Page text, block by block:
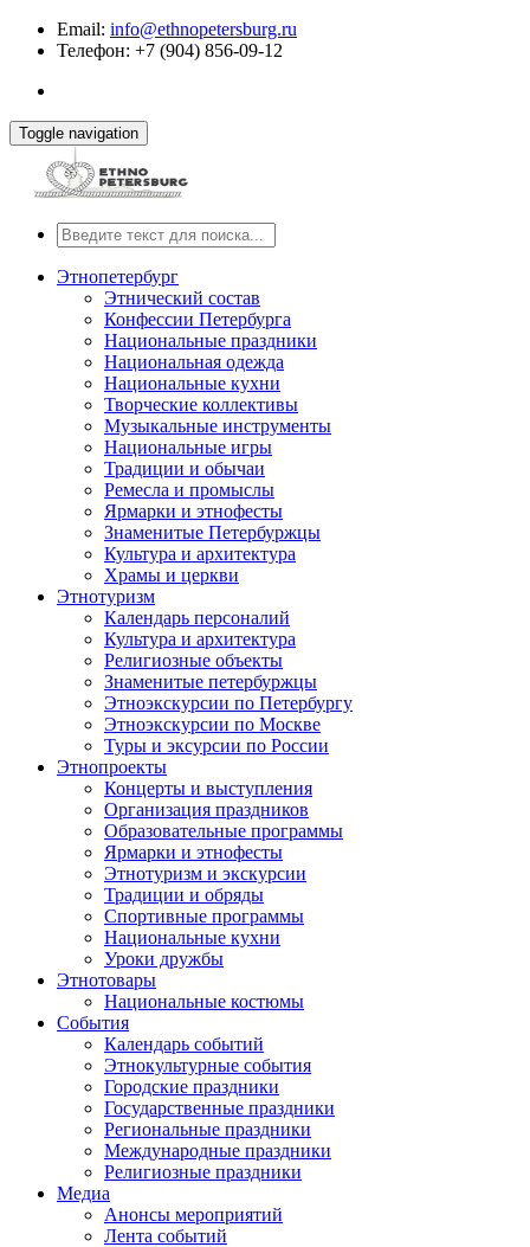
Email: info@ethnopetersburg.ru
Телефон: +7 (904) 856-09-12
Toggle navigation
Этнопетербург
Этнический состав
Конфессии Петербурга
Национальные праздники
Национальная одежда
Национальные кухни
Творческие коллективы
Музыкальные инструменты
Национальные игры
Традиции и обычаи
Ремесла и промыслы
Ярмарки и этнофесты
Знаменитые Петербуржцы
Культура и архитектура
Храмы и церкви
Этнотуризм
Календарь персоналий
Культура и архитектура
Религиозные объекты
Знаменитые петербуржцы
Этноэкскурсии по Петербургу
Этноэкскурсии по Москве
Туры и эксурсии по России
Этнопроекты
Концерты и выступления
Организация праздников
Образовательные программы
Ярмарки и этнофесты
Этнотуризм и экскурсии
Традиции и обряды
Спортивные программы
Национальные кухни
Уроки дружбы
Этнотовары
Национальные костюмы
События
Календарь событий
Этнокультурные события
Городские праздники
Государственные праздники
Региональные праздники
Международные праздники
Религиозные праздники
Медиа
Анонсы мероприятий
Лента событий